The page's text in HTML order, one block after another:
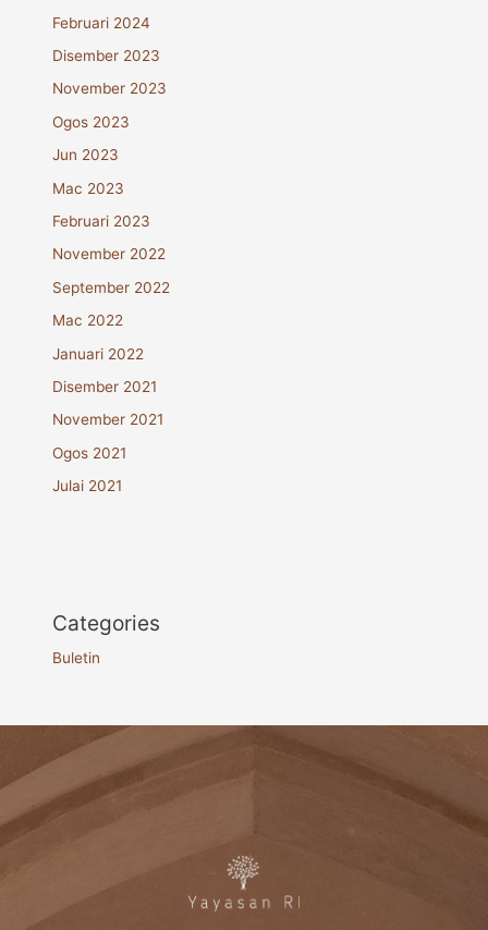
Februari 2024
Disember 2023
November 2023
Ogos 2023
Jun 2023
Mac 2023
Februari 2023
November 2022
September 2022
Mac 2022
Januari 2022
Disember 2021
November 2021
Ogos 2021
Julai 2021
Categories
Buletin